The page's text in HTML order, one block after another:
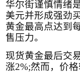
华尔街谨慎情绪
美元并形成强劲
黄金最高点达到
售压力。
现货黄金最后交
涨2%;然而，价